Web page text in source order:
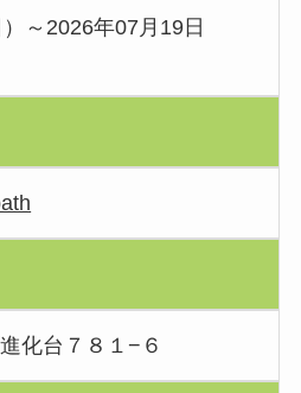
～2026年07月19日
化台７８１−６